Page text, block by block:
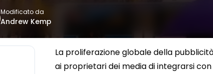
Modificato da
Andrew Kemp
La proliferazione globale della
ai proprietari dei media di integrarsi